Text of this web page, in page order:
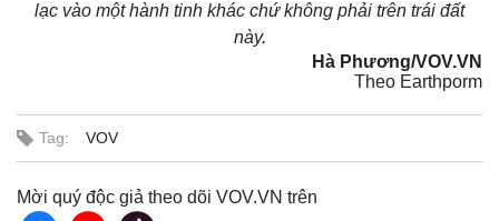
lạc vào một hành tinh khác chứ không phải trên trái đất
này.
Hà Phương/VOV.VN
Theo Earthporm
Tag: VOV
Mời quý độc giả theo dõi VOV.VN trên